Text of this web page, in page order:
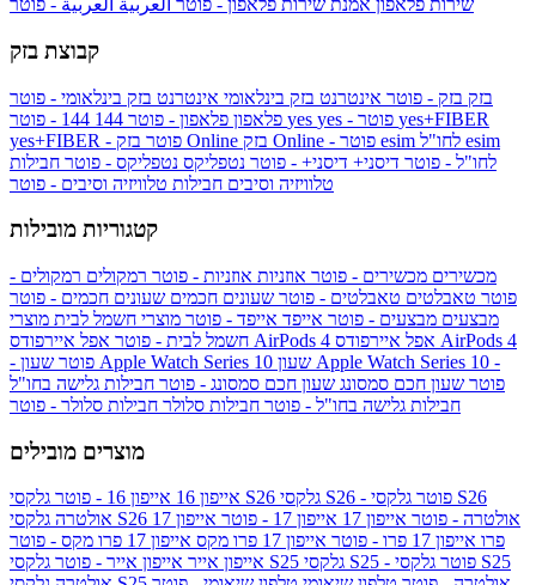
שירות פלאפון אמנת שירות פלאפון - פוטר العربية العربية - פוטר
קבוצת בזק
בזק בזק - פוטר אינטרנט בזק בינלאומי אינטרנט בזק בינלאומי - פוטר
פלאפון פלאפון - פוטר 144 yes
yes+FIBER
yes+FIBER - פוטר בזק Online
esim
לחו"ל - פוטר דיסני+ דיסני+ - פוטר נטפליקס נטפליקס - פוטר חבילות
טלוויזיה וסיבים חבילות טלוויזיה וסיבים - פוטר
קטגוריות מובילות
מכשירים מכשירים - פוטר אוזניות אוזניות - פוטר רמקולים רמקולים -
פוטר טאבלטים טאבלטים - פוטר שעונים חכמים שעונים חכמים - פוטר
מבצעים מבצעים - פוטר אייפד אייפד - פוטר מוצרי חשמל לבית מוצרי
חשמל לבית - פוטר אפל איירפודס AirPods 4 אפל איירפודס AirPods 4
- פוטר שעון Apple Watch Series 10 שעון Apple Watch Series 10 -
פוטר שעון חכם סמסונג שעון חכם סמסונג - פוטר חבילות גלישה בחו"ל
חבילות גלישה בחו"ל - פוטר חבילות סלולר חבילות סלולר - פוטר
מוצרים מובילים
אייפון 16 אייפון 16 - פוטר גלקסי S26 גלקסי S26 - פוטר גלקסי S26
אולטרה
גלקסי S26 אולטרה - פוטר אייפון 17 אייפון 17 - פוטר
אייפון 17
פרו אייפון 17 פרו - פוטר אייפון 17 פרו מקס
אייפון 17 פרו מקס - פוטר
אייפון אייר אייפון אייר - פוטר גלקסי S25 גלקסי S25 - פוטר גלקסי S25